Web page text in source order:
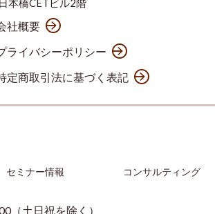
本橋CETビル2階
社概要
ライバシーポリシー
定商取引法に基づく表記
セミナー情報 コンサルティング
（土日祝を除く）